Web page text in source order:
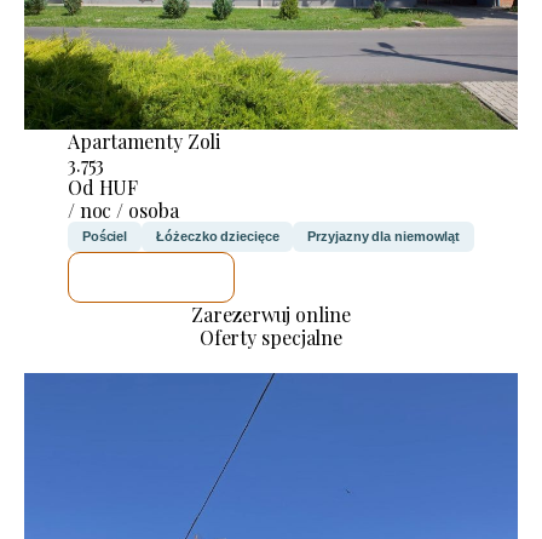
Apartamenty Zoli
3.753
Od HUF
/ noc / osoba
Pościel Łóżeczko dziecięce Przyjazny dla niemowląt
Zarezerwuj online
Oferty specjalne